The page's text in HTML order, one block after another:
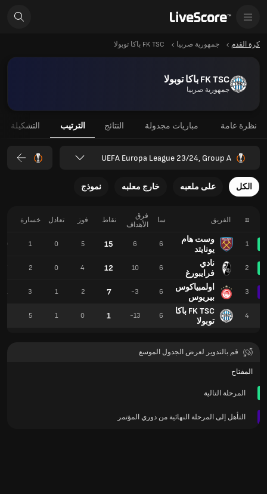
كرة القدم جمهورية صربيا FK TSC باكا توبولا
FK TSC باكا توبولا
جمهورية صربيا
نظرة عامة مباريات مجدولة النتائج الترتيب التشكيلة
UEFA Europa League 23/24, Group A
الكل على ملعبه خارج معلبه نموذج
# الفريق
1
وست هام
يونايتد
2
نادي
فرايبورغ
3
اولمبياكوس
بيريوس
4
FK TSC باكا
توبولا
سا
فرق
الأهداف
نقاط فوز تعادل خسارة
6
6
15
5
0
1
6
10
12
4
0
2
6
-3
7
2
1
3
6
-13
1
0
1
5
قم بالتدوير لعرض الجدول الموسع
المفتاح
المرحلة التالية
التأهل إلى المرحلة النهائية من دوري المؤتمر